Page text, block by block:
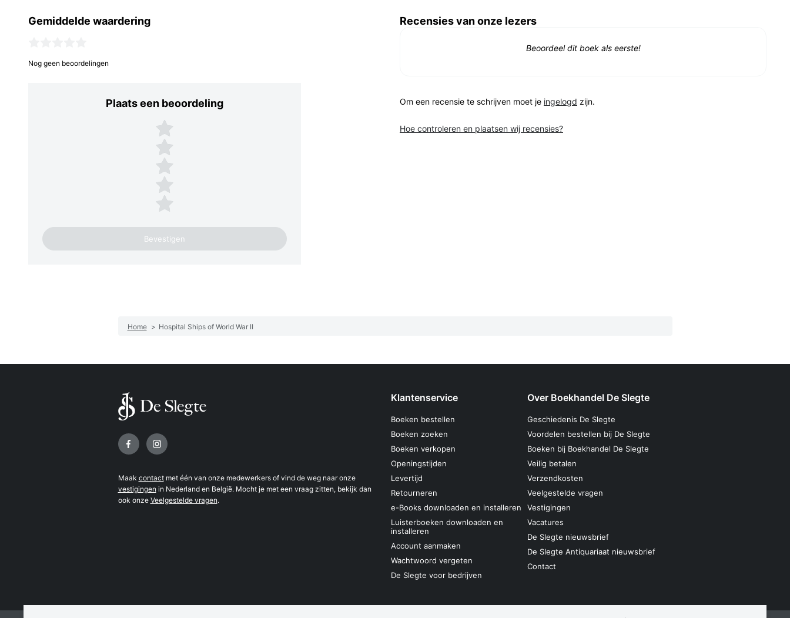
Gemiddelde waardering
Nog geen beoordelingen
Plaats een beoordeling
Plaats een beoordeling
5 sterren
4 sterren
3 sterren
2 sterren
1 ster
Recensies van onze lezers
Beoordeel dit boek als eerste!
Om een recensie te schrijven moet je ingelogd zijn.
Hoe controleren en plaatsen wij recensies?
Home > Hospital Ships of World War II
Volg ons op
Maak contactmet één van onze medewerkers of vind de weg naar onze
vestigingen in Nederland en België. Mocht je met een vraag zitten, bekijk dan
ook onze Veelgestelde vragen.
Klantenservice
Boeken bestellen
Boeken zoeken
Boeken verkopen
Openingstijden
Levertijd
Retourneren
e-Books downloaden en installeren
Luisterboeken downloaden en
installeren
Account aanmaken
Wachtwoord vergeten
De Slegte voor bedrijven
Over Boekhandel De Slegte
Geschiedenis De Slegte
Voordelen bestellen bij De Slegte
Boeken bij Boekhandel De Slegte
Veilig betalen
Verzendkosten
Veelgestelde vragen
Vestigingen
Vacatures
De Slegte nieuwsbrief
De Slegte Antiquariaat nieuwsbrief
Contact